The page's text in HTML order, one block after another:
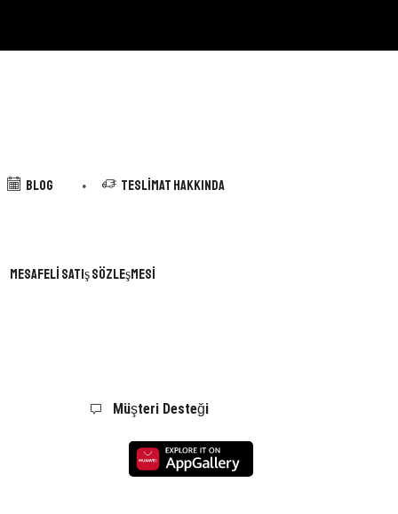
Blog Teslimat Hakkında
Mesafeli Satış Sözleşmesi
Müşteri Desteği